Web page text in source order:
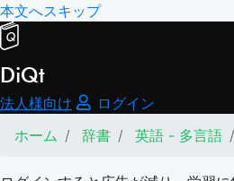
本文へスキップ
DiQt
法人様向け
ログイン
ホーム
辞書 英語 - 多言語